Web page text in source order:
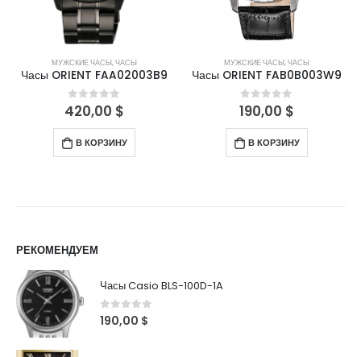
МУЖСКИЕ ЧАСЫ,ЧАСЫ
Часы ORIENT FAA02003B9
0out of 5
420,00 $
В КОРЗИНУ
МУЖСКИЕ ЧАСЫ,ЧАСЫ
Часы ORIENT FAB0B003W9
0out of 5
190,00 $
В КОРЗИНУ
РЕКОМЕНДУЕМ
Часы Casio BLS-100D-1A
0out of 5
190,00 $